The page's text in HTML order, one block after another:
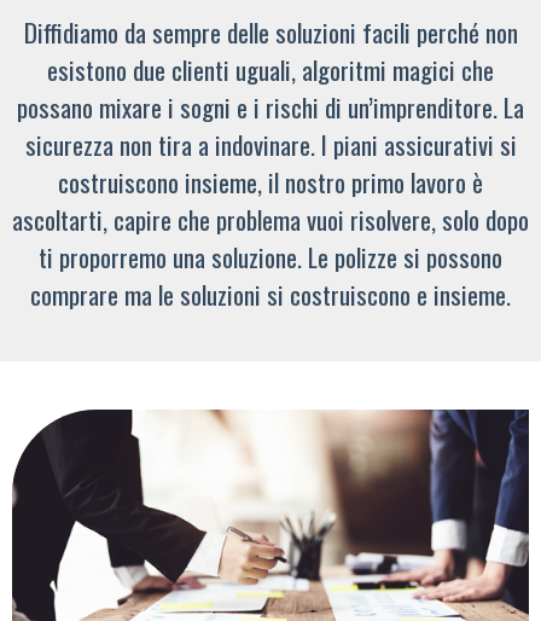
Diffidiamo da sempre delle soluzioni facili perché non
esistono due clienti uguali, algoritmi magici che
possano mixare i sogni e i rischi di un’imprenditore. La
sicurezza non tira a indovinare. I piani assicurativi si
costruiscono insieme, il nostro primo lavoro è
ascoltarti, capire che problema vuoi risolvere, solo dopo
ti proporremo una soluzione. Le polizze si possono
comprare ma le soluzioni si costruiscono e insieme.